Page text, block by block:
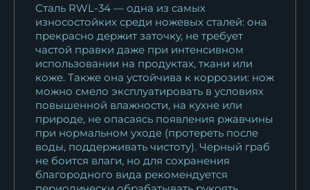
Сталь RWL-34 — одна из самых
износостойких среди ножевых сталей: она
прекрасно держит заточку, не требует
частой правки даже при интенсивном
использовании на продуктах, ткани или
коже. Также она устойчива к коррозии: нож
можно смело эксплуатировать в условиях
повышенной влажности, на кухне или
природе, не опасаясь появления ржавчины
при нормальном уходе (протереть после
воды, поддерживать чистоту). Черный граб
не боится влаги, но для сохранения
благородного вида рекомендуется